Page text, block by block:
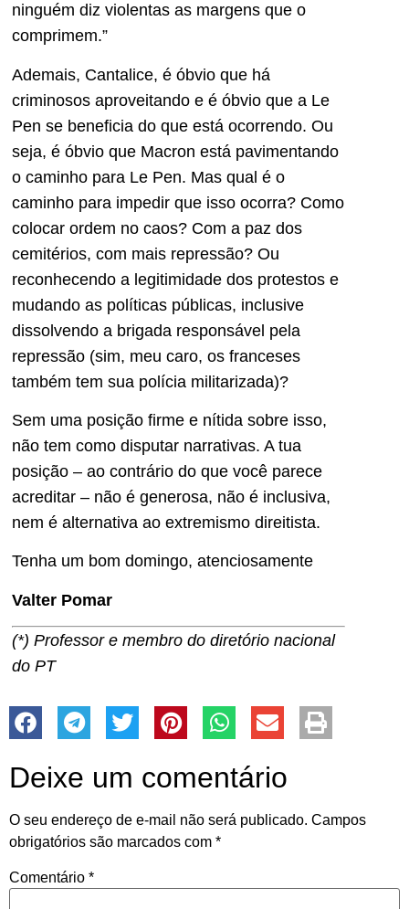
ninguém diz violentas as margens que o
comprimem.”
Ademais, Cantalice, é óbvio que há
criminosos aproveitando e é óbvio que a Le
Pen se beneficia do que está ocorrendo. Ou
seja, é óbvio que Macron está pavimentando
o caminho para Le Pen. Mas qual é o
caminho para impedir que isso ocorra? Como
colocar ordem no caos? Com a paz dos
cemitérios, com mais repressão? Ou
reconhecendo a legitimidade dos protestos e
mudando as políticas públicas, inclusive
dissolvendo a brigada responsável pela
repressão (sim, meu caro, os franceses
também tem sua polícia militarizada)?
Sem uma posição firme e nítida sobre isso,
não tem como disputar narrativas. A tua
posição – ao contrário do que você parece
acreditar – não é generosa, não é inclusiva,
nem é alternativa ao extremismo direitista.
Tenha um bom domingo, atenciosamente
Valter Pomar
(*) Professor e membro do diretório nacional
do PT
Deixe um comentário
O seu endereço de e-mail não será publicado. Campos
obrigatórios são marcados com *
Comentário *